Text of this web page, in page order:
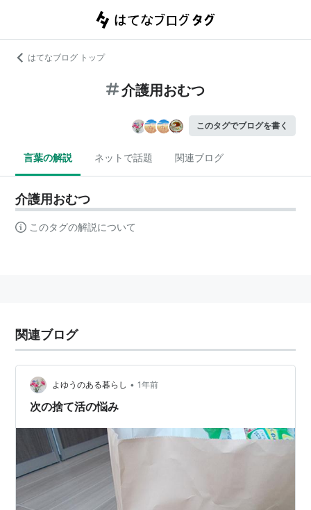
はてなブログ トップ
介護用おむつ
このタグでブログを書く
言葉の解説 ネットで話題 関連ブログ
介護用おむつ
このタグの解説について
関連ブログ
よゆうのある暮らし • 1年前
次の捨て活の悩み